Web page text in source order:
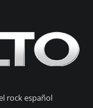
rock español